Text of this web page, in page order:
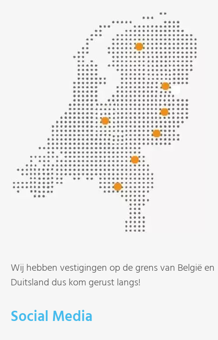
Wij hebben vestigingen op de grens van België en
Duitsland dus kom gerust langs!
Social Media